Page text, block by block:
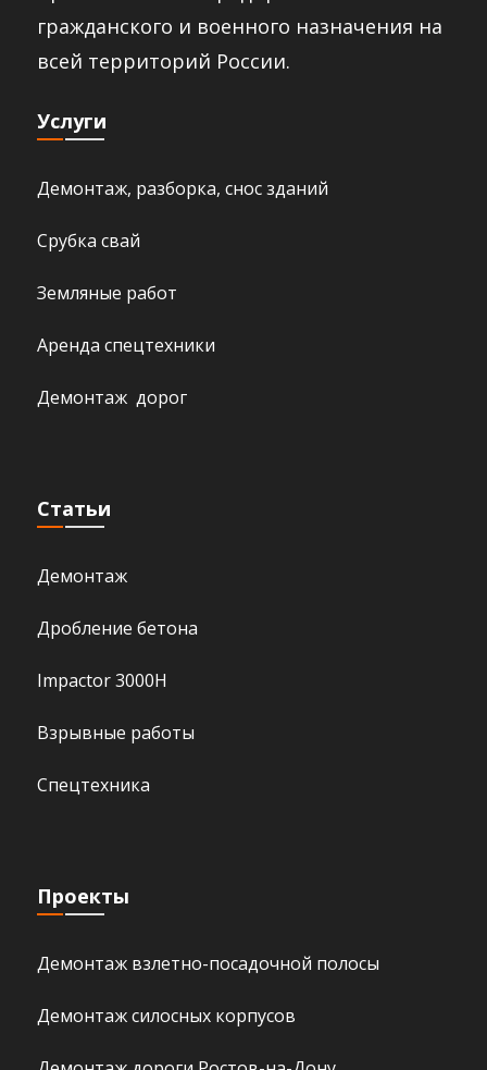
гражданского и военного назначения на
всей территорий России.​
Услуги
Демонтаж, разборка, снос зданий
Срубка свай
Земляные работ
Аренда спецтехники
Демонтаж дорог
Статьи
Демонтаж
Дробление бетона
Impactor 3000H
Взрывные работы
Спецтехника
Проекты
Демонтаж взлетно-посадочной полосы
Демонтаж силосных корпусов